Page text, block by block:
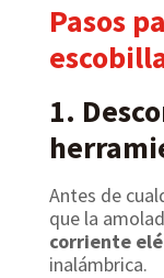
Pasos
1.
Antes de
que la
corriente
inalámbrica.